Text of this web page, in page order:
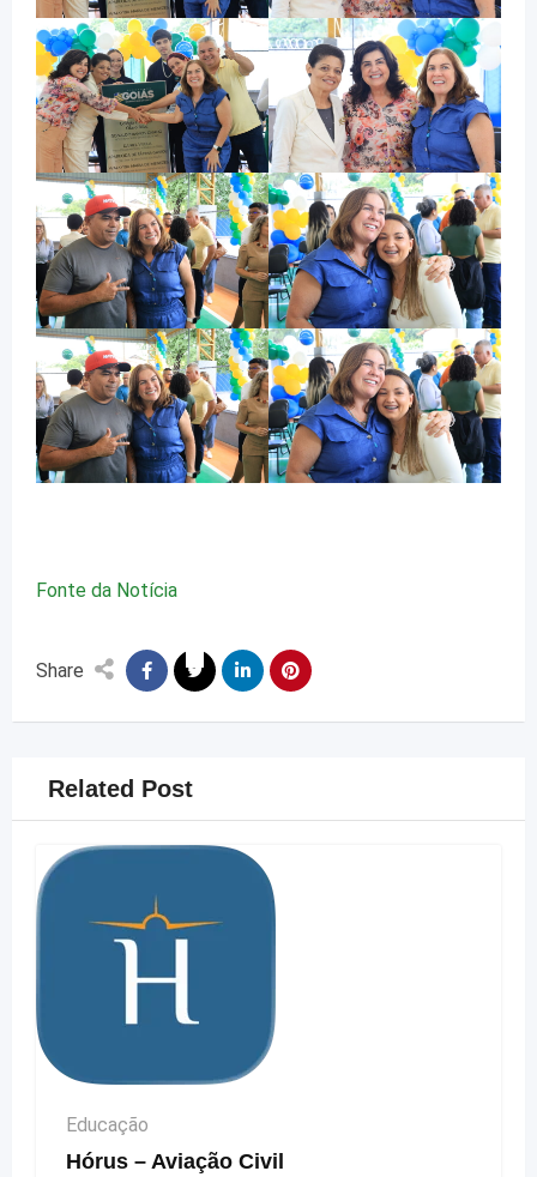
Fonte da Notícia
Share
Related Post
Educação
Hórus – Aviação Civil